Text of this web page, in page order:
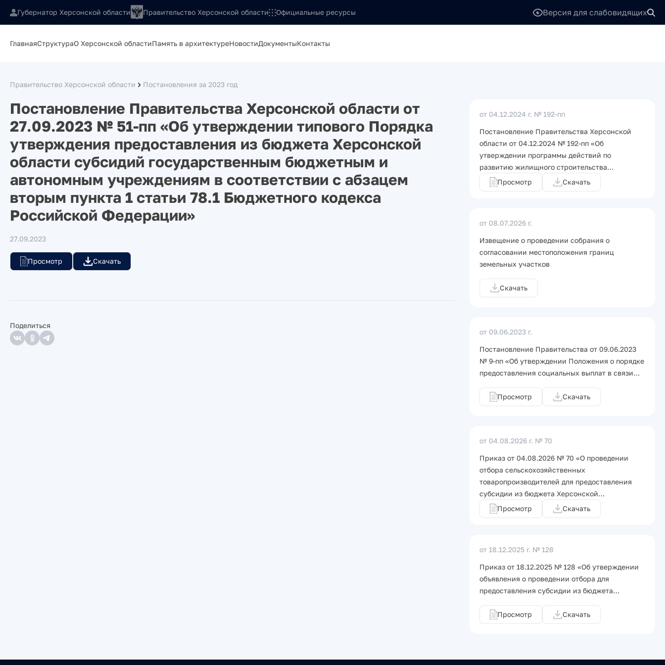
Губернатор Херсонской области Правительство Херсонской области Официальные ресурсы Версия для слабовидящих
ГлавнаяСтруктураО Херсонской областиПамять в архитектуреНовостиДокументыКонтакты
Правительство Херсонской области Постановления за 2023 год
Постановление Правительства Херсонской области от
27.09.2023 № 51-пп «Об утверждении типового Порядка
утверждения предоставления из бюджета Херсонской
области субсидий государственным бюджетным и
автономным учреждениям в соответствии с абзацем
вторым пункта 1 статьи 78.1 Бюджетного кодекса
Российской Федерации»
27.09.2023
Просмотр Скачать
Поделиться
от 04.12.2024 г. № 192-пп
Постановление Правительства Херсонской
области от 04.12.2024 № 192-пп «Об
утверждении программы действий по
развитию жилищного строительства…
Просмотр
Скачать
от 08.07.2026 г.
Извещение о проведении собрания о
согласовании местоположения границ
земельных участков
Скачать
от 09.06.2023 г.
Постановление Правительства от 09.06.2023
№ 9-пп «Об утверждении Положения о порядке
предоставления социальных выплат в связи…
Просмотр Скачать
от 04.08.2026 г. № 70
Приказ от 04.08.2026 № 70 «О проведении
отбора сельскохозяйственных
товаропроизводителей для предоставления
субсидии из бюджета Херсонской…
Просмотр
Скачать
от 18.12.2025 г. № 128
Приказ от 18.12.2025 № 128 «Об утверждении
объявления о проведении отбора для
предоставления субсидии из бюджета…
Просмотр Скачать